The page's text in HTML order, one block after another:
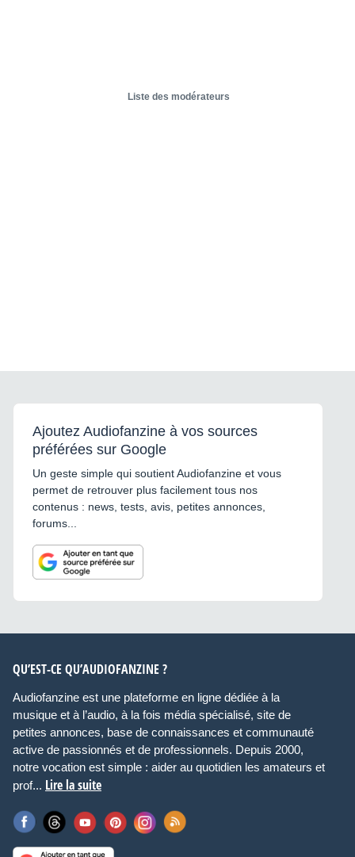
Liste des modérateurs
Ajoutez Audiofanzine à vos sources
préférées sur Google
Un geste simple qui soutient Audiofanzine et vous
permet de retrouver plus facilement tous nos
contenus : news, tests, avis, petites annonces,
forums...
QU’EST-CE QU’AUDIOFANZINE ?
Audiofanzine est une plateforme en ligne dédiée à la
musique et à l’audio, à la fois média spécialisé, site de
petites annonces, base de connaissances et communauté
active de passionnés et de professionnels. Depuis 2000,
notre vocation est simple : aider au quotidien les amateurs et
prof... Lire la suite